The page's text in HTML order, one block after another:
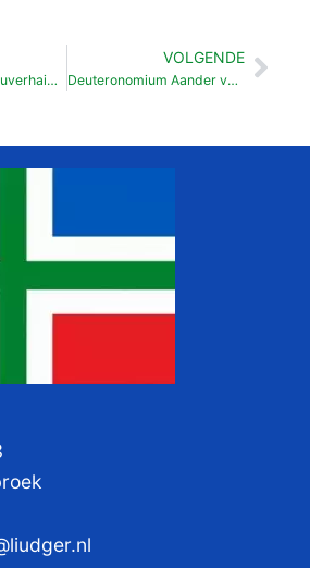
Deuteronomium Zuverhaid van gemainte (23: 1- 9)
VOLGENDE
Deuteronomium Aander veurschriften (23:16-26)